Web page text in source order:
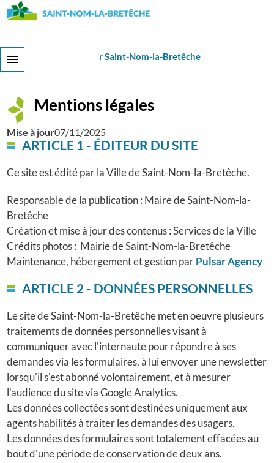
Aller
principal
Ma Ville
Découvrir Saint-Nom-la-Bretêche
Mentions légales
Mentions légales
Mise à jour07/11/2025
ARTICLE 1 - ÉDITEUR DU SITE
Ce site est édité par la Ville de Saint-Nom-la-Bretêche.
Responsable de la publication : Maire de Saint-Nom-la-
Bretêche
Création et mise à jour des contenus : Services de la Ville
Crédits photos : Mairie de Saint-Nom-la-Bretêche
Maintenance, hébergement et gestion parPulsar Agency
ARTICLE 2 - DONNÉES PERSONNELLES
Le site de Saint-Nom-la-Bretêche met en oeuvre plusieurs
traitements de données personnelles visant à
communiquer avec l'internaute pour répondre à ses
demandes via les formulaires, à lui envoyer une newsletter
lorsqu'il s'est abonné volontairement, et à mesurer
l'audience du site via Google Analytics.
Les données collectées sont destinées uniquement aux
agents habilités à traiter les demandes des usagers.
Les données des formulaires sont totalement effacées au
bout d'une période de conservation de deux ans.